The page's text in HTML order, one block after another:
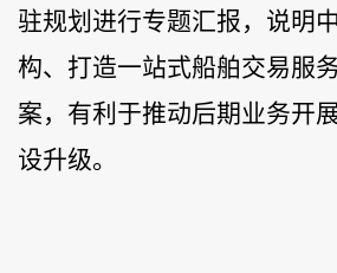
驻规划进行专题汇报，说明
构、打造一站式船舶交易服
案，有利于推动后期业务开
设升级。